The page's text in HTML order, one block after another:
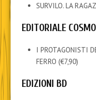
SURVILO. LA
EDITORIALE COSMO
I PROTAGONISTI
FERRO (€7,90)
EDIZIONI BD